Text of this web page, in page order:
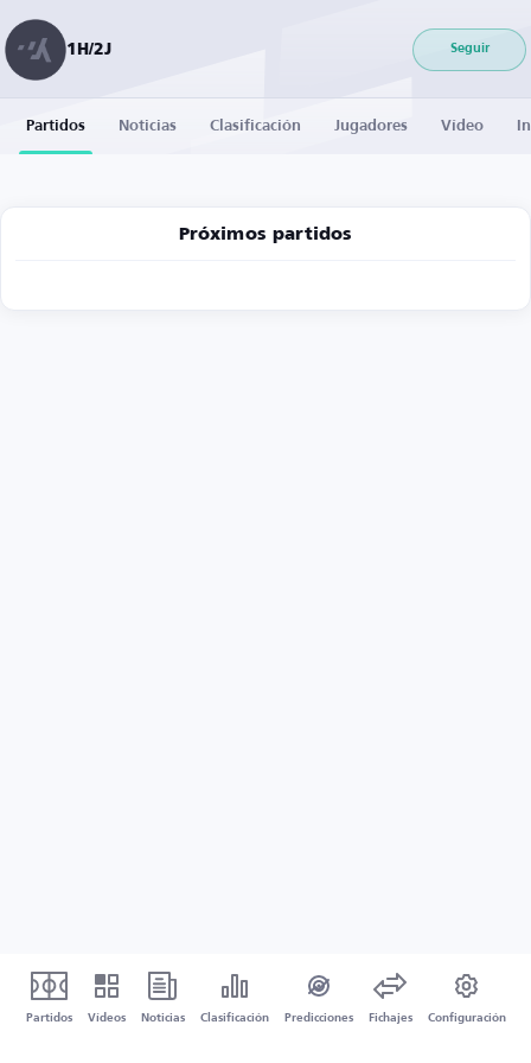
1H/2J Seguir
Partidos Noticias Clasificación Jugadores Vídeo
Próximos partidos
Partidos Vídeos Noticias Clasificación Predicciones Fichajes Configuración